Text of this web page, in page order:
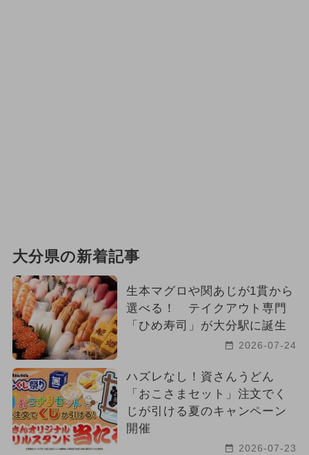
2026年3月のイベント
2025年1月のイベント ワークショップ
2024年6月のイベント
2026年6月のイベント ディズニー
夏休み（観光） 2026年9月のイベント
2026年10月のイベント
大分県の新着記事
生本マグロや関あじが1貫から
選べる！ テイクアウト専門
「ひめ寿司」が大分駅に誕生
2026-07-24
ハズレなし！資さんうどん
「おこさまセット」注文でく
じが引ける夏のキャンペーン
開催
2026-07-23